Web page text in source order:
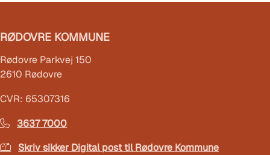
RØDOVRE KOMMUNE
Rødovre Parkvej 150
2610 Rødovre
CVR: 65307316
3637 7000
Skriv sikker Digital post til Rødovre Kommune